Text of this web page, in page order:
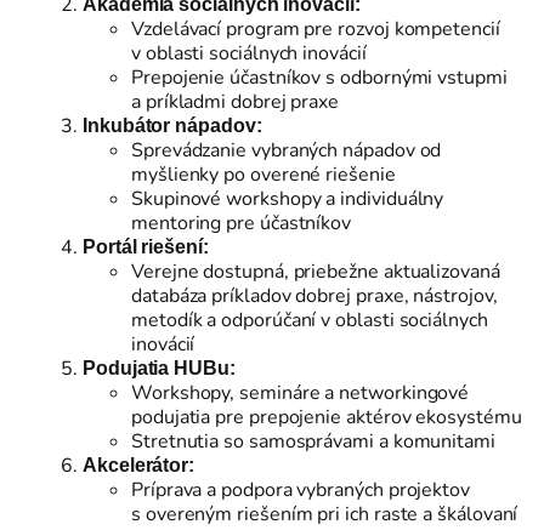
Akadémia sociálnych inovácií:
Vzdelávací program pre rozvoj kompetencií
v oblasti sociálnych inovácií
Prepojenie účastníkov s odbornými vstupmi
a príkladmi dobrej praxe
Inkubátor nápadov:
Sprevádzanie vybraných nápadov od
myšlienky po overené riešenie
Skupinové workshopy a individuálny
mentoring pre účastníkov
Portál riešení:
Verejne dostupná, priebežne aktualizovaná
databáza príkladov dobrej praxe, nástrojov,
metodík a odporúčaní v oblasti sociálnych
inovácií
Podujatia HUBu:
Workshopy, semináre a networkingové
podujatia pre prepojenie aktérov ekosystému
Stretnutia so samosprávami a komunitami
Akcelerátor:
Príprava a podpora vybraných projektov
s overeným riešením pri ich raste a škálovaní